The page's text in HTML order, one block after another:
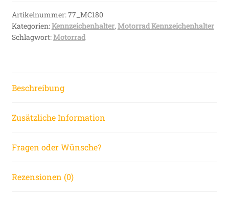
Hochglanz
Schwarz
180
Menge
Artikelnummer:77_MC180
Kategorien:Kennzeichenhalter, Motorrad Kennzeichenhalter
Schlagwort:Motorrad
Beschreibung
Zusätzliche Information
Fragen oder Wünsche?
Rezensionen (0)